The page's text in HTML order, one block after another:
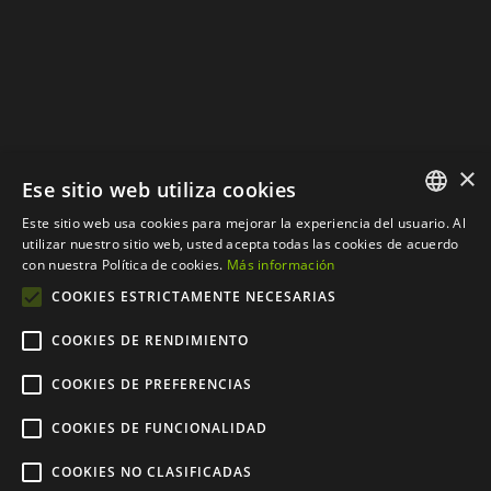
© Copyright 2012 - 2024 |
Web desarrollada por
los derechos reservados
SPANISH
×
Ese sitio web utiliza cookies
Este sitio web usa cookies para mejorar la experiencia del usuario. Al
utilizar nuestro sitio web, usted acepta todas las cookies de acuerdo
con nuestra Política de cookies. Más información
COOKIES ESTRICTAMENTE NECESARIAS
COOKIES DE RENDIMIENTO
COOKIES DE PREFERENCIAS
COOKIES DE FUNCIONALIDAD
COOKIES NO CLASIFICADAS